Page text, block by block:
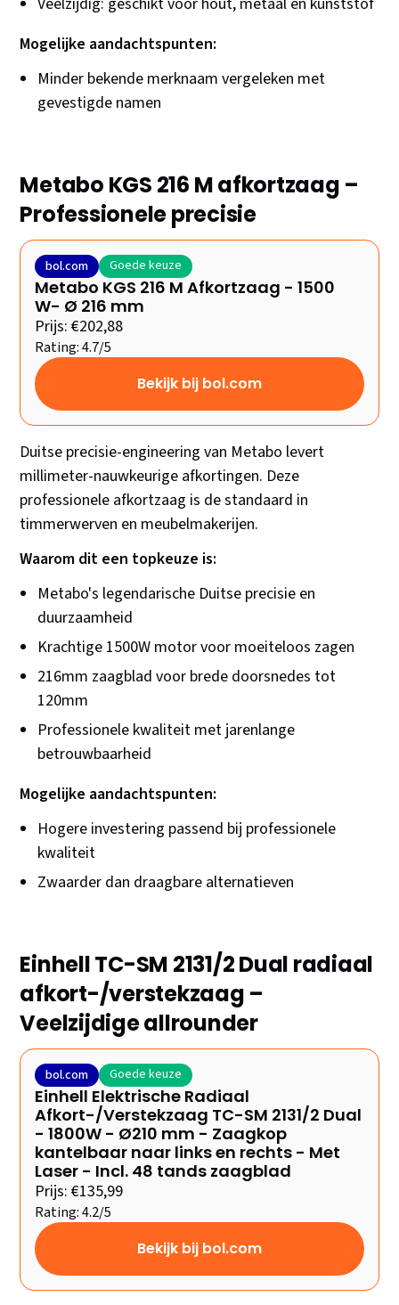
Mogelijke aandachtspunten:
Minder bekende merknaam vergeleken met
gevestigde namen
Metabo KGS 216 M afkortzaag –
Professionele precisie
bol.com Goede keuze
Metabo KGS 216 M Afkortzaag - 1500
W- Ø 216 mm
Prijs: €202,88
Rating: 4.7/5
Bekijk bij bol.com
Duitse precisie-engineering van Metabo levert
millimeter-nauwkeurige afkortingen. Deze
professionele afkortzaag is de standaard in
timmerwerven en meubelmakerijen.
Waarom dit een topkeuze is:
Metabo's legendarische Duitse precisie en
duurzaamheid
Krachtige 1500W motor voor moeiteloos zagen
216mm zaagblad voor brede doorsnedes tot
120mm
Professionele kwaliteit met jarenlange
betrouwbaarheid
Mogelijke aandachtspunten:
Hogere investering passend bij professionele
kwaliteit
Zwaarder dan draagbare alternatieven
Einhell TC-SM 2131/2 Dual radiaal
afkort-/verstekzaag –
Veelzijdige allrounder
bol.com Goede keuze
Einhell Elektrische Radiaal
Afkort-/Verstekzaag TC-SM 2131/2 Dual
- 1800W - Ø210 mm - Zaagkop
kantelbaar naar links en rechts - Met
Laser - Incl. 48 tands zaagblad
Prijs: €135,99
Rating: 4.2/5
Bekijk bij bol.com